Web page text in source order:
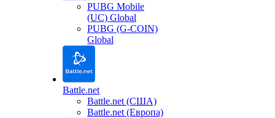
PUBG Mobile
(UC) Global
PUBG (G-COIN)
Global
Battle.net
Battle.net (США)
Battle.net (Европа)